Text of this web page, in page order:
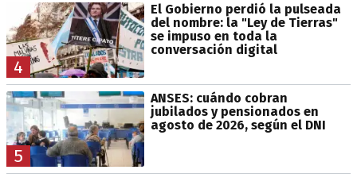
4
El Gobierno perdió la pulseada
del nombre: la "Ley de Tierras"
se impuso en toda la
conversación digital
5
ANSES: cuándo cobran
jubilados y pensionados en
agosto de 2026, según el DNI